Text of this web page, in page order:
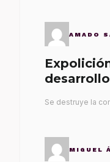
AMADO
desarrollo
Se destruye la
MIGUEL